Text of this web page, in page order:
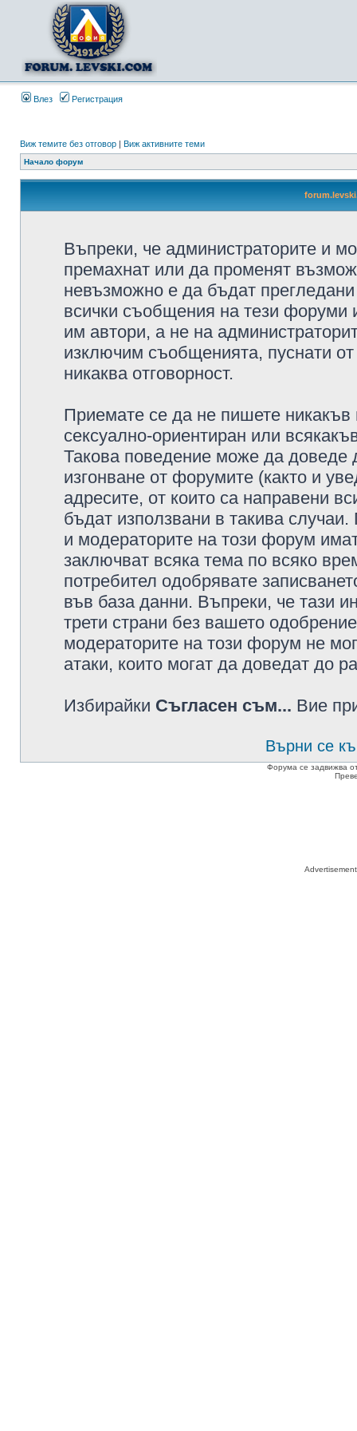
Влез Регистрация
Виж темите без отговор | Виж активните теми
Начало форум
Въпреки, че администраторите и
премахнат или да променят
невъзможно е да бъдат
всички съобщения на тези форуми
им автори, а не на
изключим съобщенията, пуснати
никаква отговорност.
Приемате се да не пишете никакъв
сексуално-ориентиран или
Такова поведение може да доведе
изгонване от форумите (както и
адресите, от които са направени
бъдат използвани в такива
и модераторите на този форум
заключват всяка тема по всяко
потребител одобрявате
във база данни. Въпреки, че тази
трети страни без вашето
модераторите на този форум не
атаки, които могат да доведат до
Избирайки Съгласен съм... Вие
Върни се
Форума се задвижва